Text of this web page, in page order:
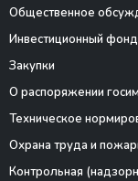
Общественное
Инвестиционный фонд
Закупки
О распоряжении
Техническое
Охрана труда и
Контрольная